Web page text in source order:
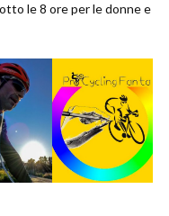
le 8 ore per le donne e